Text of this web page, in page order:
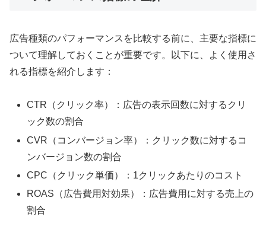
広告種類のパフォーマンスを比較する前に、主要な指標に
ついて理解しておくことが重要です。以下に、よく使用さ
れる指標を紹介します：
CTR（クリック率）：広告の表示回数に対するクリ
ック数の割合
CVR（コンバージョン率）：クリック数に対するコ
ンバージョン数の割合
CPC（クリック単価）：1クリックあたりのコスト
ROAS（広告費用対効果）：広告費用に対する売上の
割合